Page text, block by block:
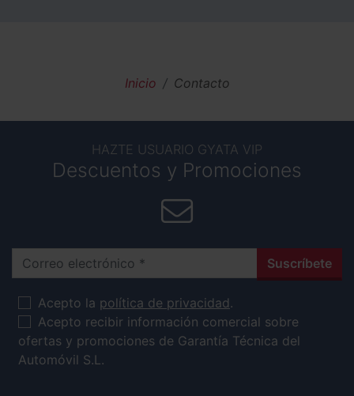
Inicio Contacto
HAZTE USUARIO GYATA VIP
Descuentos y Promociones
Correo electrónico Suscríbete
Acepto la política de privacidad.
Acepto recibir información comercial sobre
ofertas y promociones de Garantía Técnica del
Automóvil S.L.